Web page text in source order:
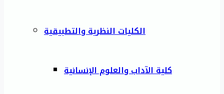
الكليات النظرية والتطبيقية
كلية الآداب والعلوم الإنسانية